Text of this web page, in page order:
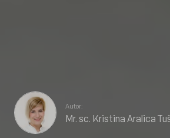
Autor:
Mr. sc. Kristina Aralica